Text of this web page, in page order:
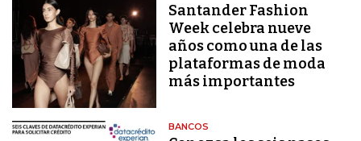
Santander Fashion
Week celebra nueve
años como una de las
plataformas de moda
más importantes
BANCOS